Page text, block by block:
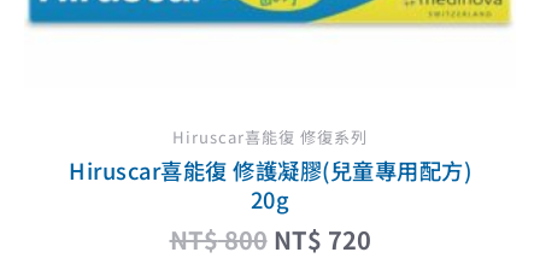
Hiruscar喜能復 修復系列
Hiruscar喜能復 修護凝膠(兒童專用配方)
20g
NT$800 NT$ 720